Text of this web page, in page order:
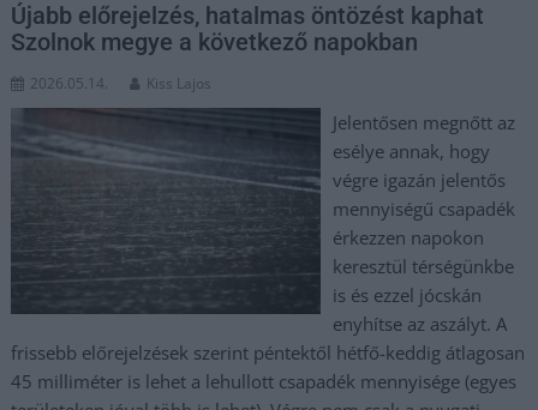
Újabb előrejelzés, hatalmas öntözést kaphat
Szolnok megye a következő napokban
2026.05.14. Kiss Lajos
Jelentősen megnőtt az
esélye annak, hogy
végre igazán jelentős
mennyiségű csapadék
érkezzen napokon
keresztül térségünkbe
is és ezzel jócskán
enyhítse az aszályt. A
frissebb előrejelzések szerint péntektől hétfő-keddig átlagosan
45 milliméter is lehet a lehullott csapadék mennyisége (egyes